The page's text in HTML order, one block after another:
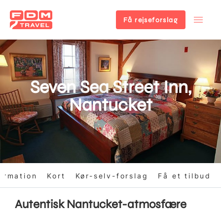
Gå
til
hovedindhold
Få rejseforslag
Seven Sea Street Inn,
Nantucket
Kort Kør-selv-forslag Få et tilbud
Autentisk Nantucket-atmosfære